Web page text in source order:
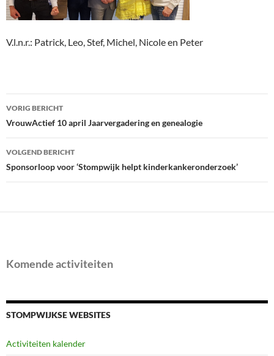
V.l.n.r.: Patrick, Leo, Stef, Michel, Nicole en Peter
Bericht
navigatie
VORIG BERICHT
VrouwActief 10 april Jaarvergadering en genealogie
VOLGEND BERICHT
Sponsorloop voor ‘Stompwijk helpt kinderkankeronderzoek’
Komende activiteiten
STOMPWIJKSE WEBSITES
Activiteiten kalender